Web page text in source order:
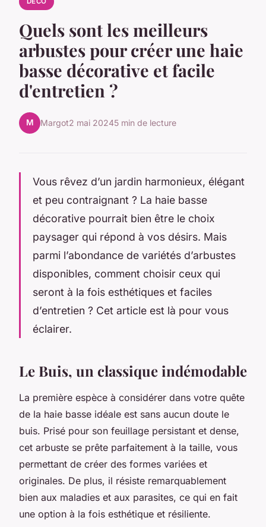
Quels sont les meilleurs
arbustes pour créer une haie
basse décorative et facile
d'entretien ?
M Margot2 mai 20245 min de lecture
Vous rêvez d’un jardin harmonieux, élégant
et peu contraignant ? La haie basse
décorative pourrait bien être le choix
paysager qui répond à vos désirs. Mais
parmi l’abondance de variétés d’arbustes
disponibles, comment choisir ceux qui
seront à la fois esthétiques et faciles
d’entretien ? Cet article est là pour vous
éclairer.
Le Buis, un classique indémodable
La première espèce à considérer dans votre quête
de la haie basse idéale est sans aucun doute le
buis. Prisé pour son feuillage persistant et dense,
cet arbuste se prête parfaitement à la taille, vous
permettant de créer des formes variées et
originales. De plus, il résiste remarquablement
bien aux maladies et aux parasites, ce qui en fait
une option à la fois esthétique et résiliente.